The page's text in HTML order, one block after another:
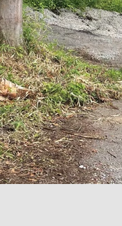
まし
オリ
した
たかはら花畑
オリ
広実
2021